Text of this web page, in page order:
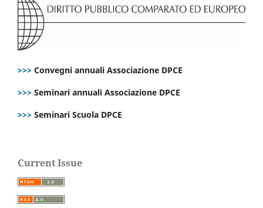
>>> Convegni annuali Associazione DPCE
>>> Seminari annuali Associazione DPCE
>>> Seminari Scuola DPCE
Current Issue